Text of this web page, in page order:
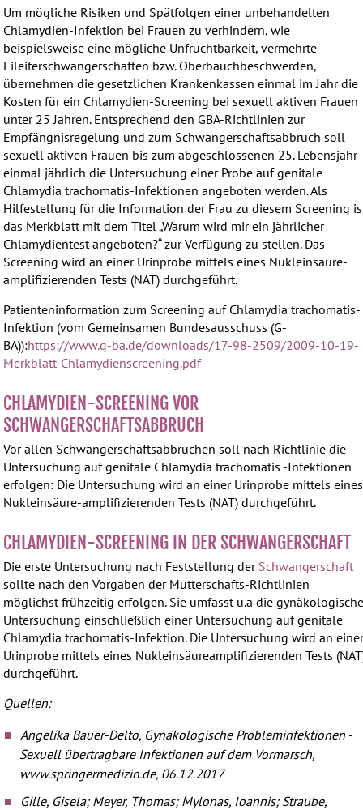
Um mögliche Risiken und Spätfolgen einer unbehandelten
Chlamydien-Infektion bei Frauen zu verhindern, wie
beispielsweise eine mögliche Unfruchtbarkeit, vermehrte
Eileiterschwangerschaften bzw. Oberbauchbeschwerden,
übernehmen die gesetzlichen Krankenkassen einmal im Jahr die
Kosten für ein Chlamydien-Screening bei sexuell aktiven Frauen
unter 25 Jahren. Entsprechend den GBA-Richtlinien zur
Empfängnisregelung und zum Schwangerschaftsabbruch soll
sexuell aktiven Frauen bis zum abgeschlossenen 25. Lebensjahr
einmal jährlich die Untersuchung einer Probe auf genitale
Chlamydia trachomatis-Infektionen angeboten werden. Als
Hilfestellung für die Information der Frau zu diesem Screening
das Merkblatt mit dem Titel „Warum wird mir ein jährlicher
Chlamydientest angeboten?“ zur Verfügung zu stellen. Das
Screening wird an einer Urinprobe mittels eines Nukleinsäure-
amplifizierenden Tests (NAT) durchgeführt.
Patienteninformation zum Screening auf Chlamydia trachomatis-
Infektion (vom Gemeinsamen Bundesausschuss (G-
BA)):https://www.g-ba.de/downloads/17-98-2509/2009-10-19-
Merkblatt-Chlamydienscreening.pdf
CHLAMYDIEN-SCREENING VOR
SCHWANGERSCHAFTSABBRUCH
Vor allen Schwangerschaftsabbrüchen soll nach Richtlinie die
Untersuchung auf genitale Chlamydia trachomatis -Infektionen
erfolgen: Die Untersuchung wird an einer Urinprobe mittels eines
Nukleinsäure-amplifizierenden Tests (NAT) durchgeführt.
CHLAMYDIEN-SCREENING IN DER SCHWANGERSCHAFT
Die erste Untersuchung nach Feststellung der Schwangerschaft
sollte nach den Vorgaben der Mutterschafts-Richtlinien
möglichst frühzeitig erfolgen. Sie umfasst u.a die
Untersuchung einschließlich einer Untersuchung auf genitale
Chlamydia trachomatis-Infektion. Die Untersuchung wird an
Urinprobe mittels eines Nukleinsäureamplifizierenden Tests
durchgeführt.
Quellen:
Angelika Bauer-Delto, Gynäkologische Probleminfektionen -
Sexuell übertragbare Infektionen auf dem Vormarsch,
www.springermedizin.de, 06.12.2017
Gille, Gisela; Meyer, Thomas; Mylonas, Ioannis; Straube,